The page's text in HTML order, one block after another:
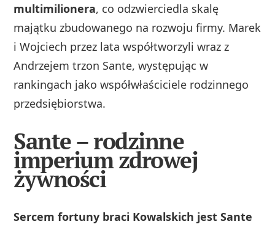
multimilionera, co odzwierciedla skalę
majątku zbudowanego na rozwoju firmy. Marek
i Wojciech przez lata współtworzyli wraz z
Andrzejem trzon Sante, występując w
rankingach jako współwłaściciele rodzinnego
przedsiębiorstwa.
Sante – rodzinne
imperium zdrowej
żywności
Sercem fortuny braci Kowalskich jest Sante